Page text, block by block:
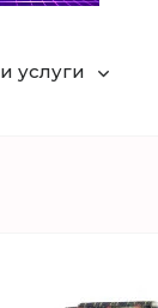
услуги